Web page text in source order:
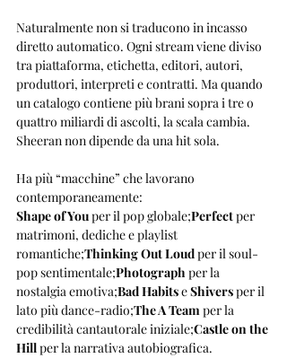
Naturalmente non si traducono in incasso
diretto automatico. Ogni stream viene diviso
tra piattaforma, etichetta, editori, autori,
produttori, interpreti e contratti. Ma quando
un catalogo contiene più brani sopra i tre o
quattro miliardi di ascolti, la scala cambia.
Sheeran non dipende da una hit sola.
Ha più “macchine” che lavorano
contemporaneamente:
Shape of You per il pop globale;Perfect per
matrimoni, dediche e playlist
romantiche;Thinking Out Loud per il soul-
pop sentimentale;Photograph per la
nostalgia emotiva;Bad Habits e Shivers per il
lato più dance-radio;The A Team per la
credibilità cantautorale iniziale;Castle on the
Hill per la narrativa autobiografica.